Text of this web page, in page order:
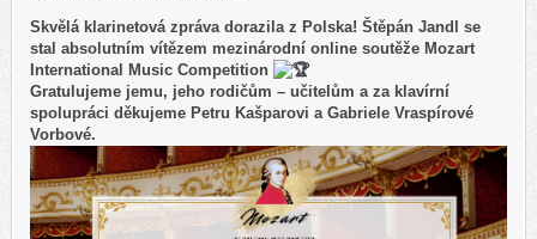
Skvělá klarinetová zpráva dorazila z Polska! Štěpán Jandl se
stal absolutním vítězem mezinárodní online soutěže Mozart
International Music Competition
Gratulujeme jemu, jeho rodičům – učitelům a za klavírní
spolupráci děkujeme Petru Kašparovi a Gabriele Vraspírové
Vorbové.